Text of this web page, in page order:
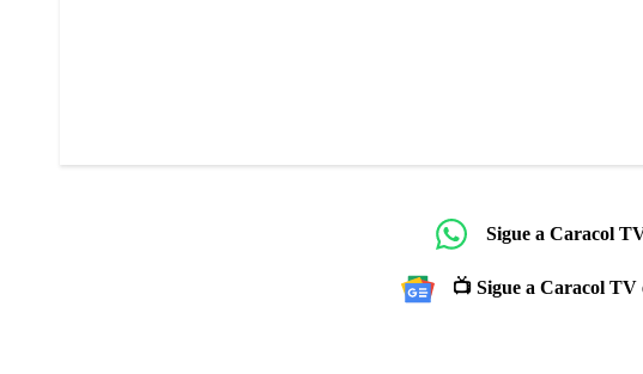
Sigue a Caracol
📺 Sigue a Caracol TV